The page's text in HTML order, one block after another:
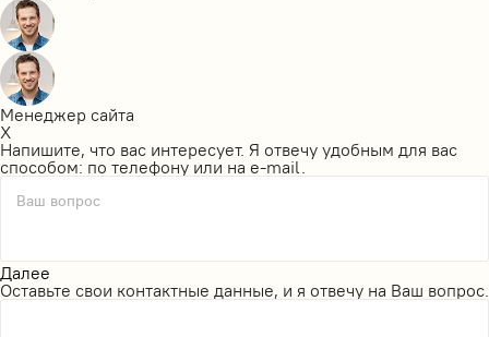
Менеджер сайта
X
Напишите, что вас интересует. Я отвечу удобным для вас
способом: по телефону или на e-mail.
Ваш вопрос
Далее
Оставьте свои контактные данные, и я отвечу на Ваш вопрос.